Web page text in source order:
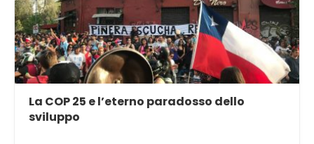
La COP 25 e l’eterno paradosso dello
sviluppo